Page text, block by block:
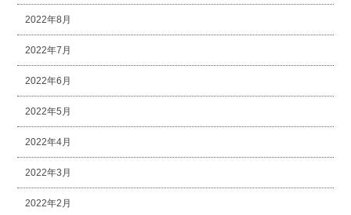
2022年8月
2022年7月
2022年6月
2022年5月
2022年4月
2022年3月
2022年2月